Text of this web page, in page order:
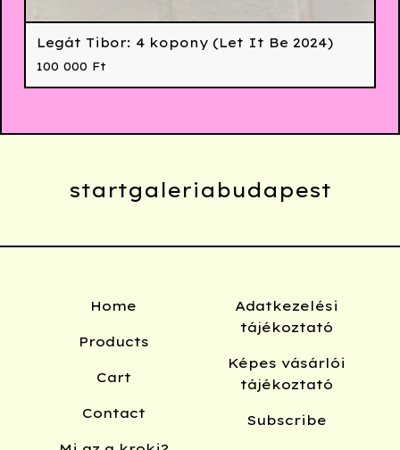
Legát Tibor: 4 kopony (Let It Be 2024)
100 000 Ft
startgaleriabudapest
Home
Products
Cart
Contact
Adatkezelési
tájékoztató
Képes vásárlói
tájékoztató
Subscribe